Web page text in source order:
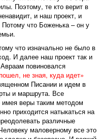
Поэтому, те кто верит в
и наш проект, и
что Боженька – он у
что изначально не было в
И далее наш проект так и
повиновался
не зная, куда идет»
Писании и идем в
и маршрута. Все
веры таким методом
приходится натыкаться на
различные
маловерному все это